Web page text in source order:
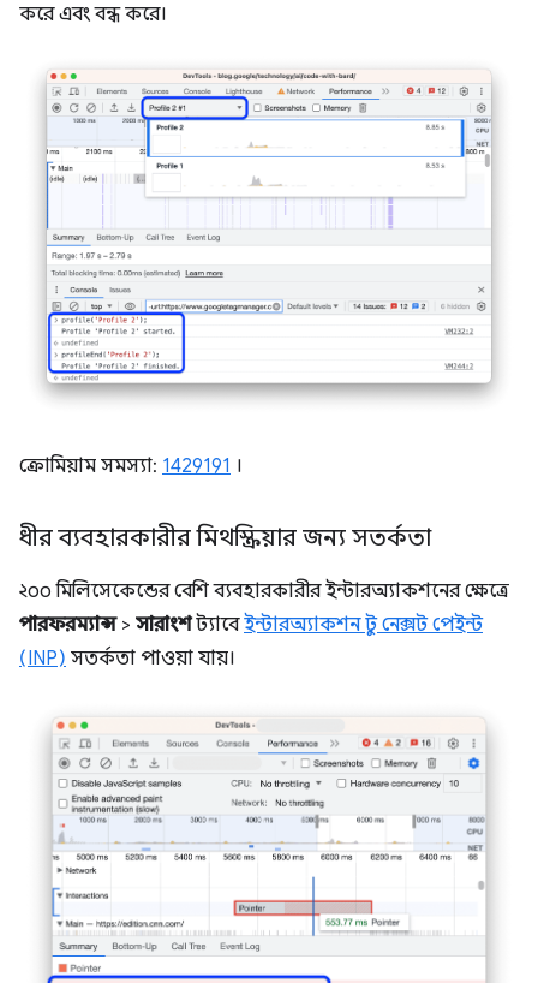
করে এবং বন্ধ করে।
ক্রোমিয়াম সমস্যা: 1429191 ।
ধীর ব্যবহারকারীর মিথস্ক্রিয়ার জন্য সতর্কতা
২০০ মিলিসেকেন্ডের বেশি ব্যবহারকারীর ইন্টারঅ্যাকশনের ক্ষেত্রে
পারফরম্যান্স> সারাংশট্যাবেইন্টারঅ্যাকশন টু নেক্সট পেইন্ট
(INP) সতর্কতা পাওয়া যায়।